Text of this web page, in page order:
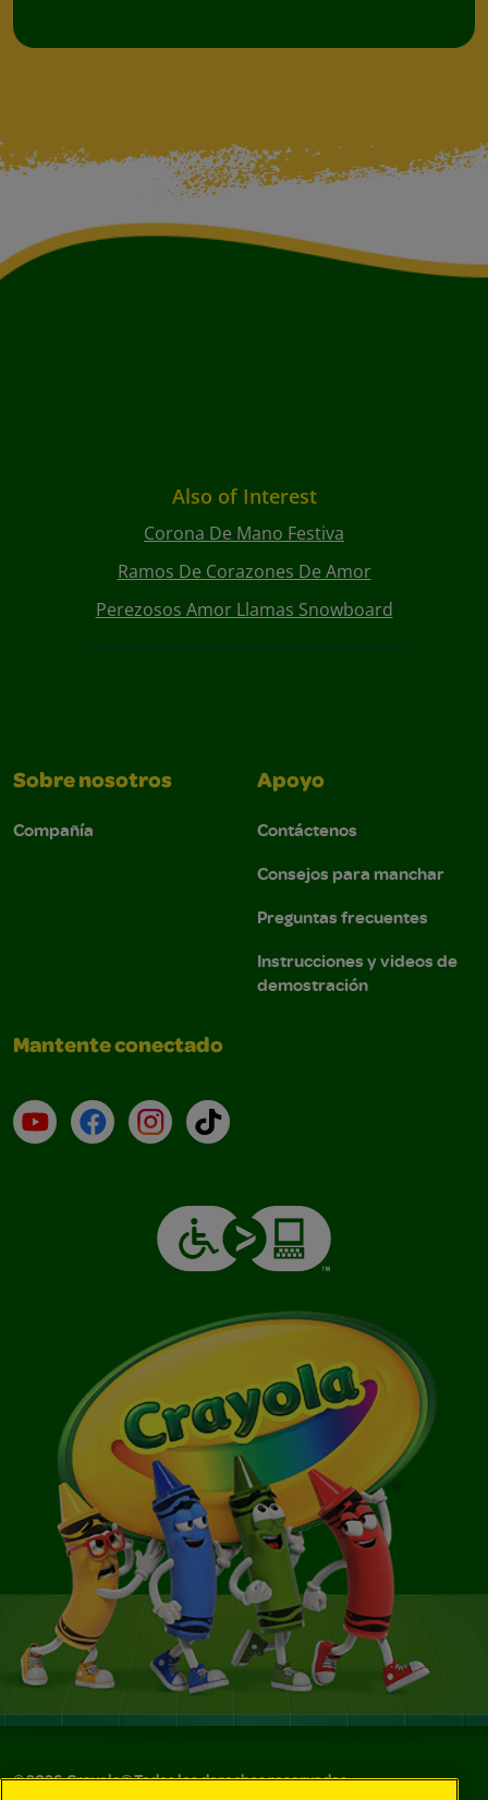
Also of Interest
Corona De Mano Festiva
Ramos De Corazones De Amor
Perezosos Amor Llamas Snowboard
Sobre nosotros
Compañía
Apoyo
Contáctenos
Consejos para manchar
Preguntas frecuentes
Instrucciones y videos de
demostración
Mantente conectado
YouTube (en inglés)
Facebook (en inglés)
Instagram (en inglés)
TikTok
©2026Crayola® Todos los derechos reservados.